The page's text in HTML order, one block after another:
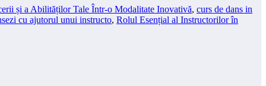
și a Abilităților Tale Într-o Modalitate Inovativă, curs de dans in
cu ajutorul unui instructo, Rolul Esențial al Instructorilor în